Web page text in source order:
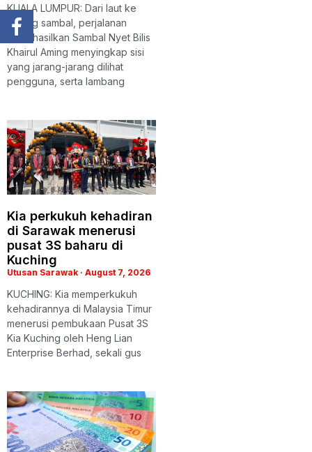
KUALA LUMPUR: Dari laut ke
balang sambal, perjalanan
menghasilkan Sambal Nyet Bilis
Khairul Aming menyingkap sisi
yang jarang-jarang dilihat
pengguna, serta lambang
Kia perkukuh kehadiran
di Sarawak menerusi
pusat 3S baharu di
Kuching
Utusan Sarawak August 7, 2026
KUCHING: Kia memperkukuh
kehadirannya di Malaysia Timur
menerusi pembukaan Pusat 3S
Kia Kuching oleh Heng Lian
Enterprise Berhad, sekali gus